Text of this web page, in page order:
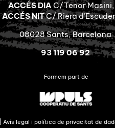
ACCÉS DIA C/Tenor Masini,
ACCÉS NITC/ Riera
08028 Sants, Barcelona
93 119 06 92
Formem part de
Avís legal i política de privacitat de